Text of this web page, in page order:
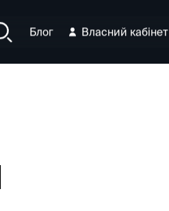
Блог Власний кабінет